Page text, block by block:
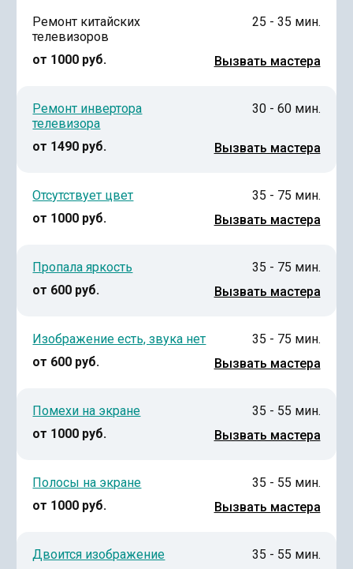
Ремонт китайских
телевизоров
от 1000 руб.
25 - 35 мин.
Вызвать мастера
Ремонт инвертора
телевизора
от 1490 руб.
30 - 60 мин.
Вызвать мастера
Отсутствует цвет
от 1000 руб.
35 - 75 мин.
Вызвать мастера
Пропала яркость
от 600 руб.
35 - 75 мин.
Вызвать мастера
Изображение есть, звука нет
от 600 руб.
35 - 75 мин.
Вызвать мастера
Помехи на экране
от 1000 руб.
35 - 55 мин.
Вызвать мастера
Полосы на экране
от 1000 руб.
35 - 55 мин.
Вызвать мастера
Двоится изображение
35 - 55 мин.